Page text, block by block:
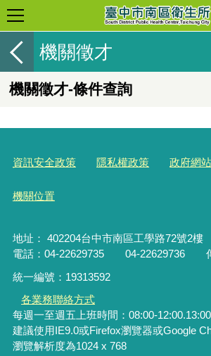
機關徵才
機關徵才-條件查詢
資訊安全政策 隱私權政策 政府網
機關位置
地址： 402204台中市南區工學路72號2樓
電話：04-22629735 04-22629736 傳
統一編號：19313592
各業務聯絡方式
每週一至週五上班時間：08:00-
建議使用IE9.0或Firefox瀏覽器或Google
瀏覽解析度為1024 x 768